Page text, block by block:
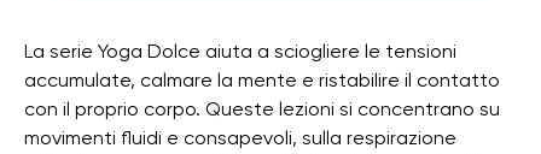
La serie Yoga Dolce aiuta a sciogliere le tensioni
accumulate, calmare la mente e ristabilire il contatto
con il proprio corpo. Queste lezioni si concentrano su
movimenti fluidi e consapevoli, sulla respirazione